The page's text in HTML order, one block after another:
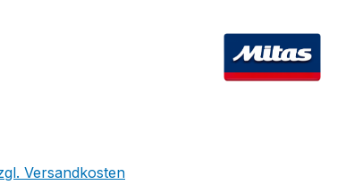
Versandkosten